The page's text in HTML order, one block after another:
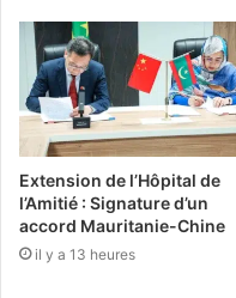
Extension de l’Hôpital de
l’Amitié : Signature d’un
accord Mauritanie-Chine
il y a 13 heures